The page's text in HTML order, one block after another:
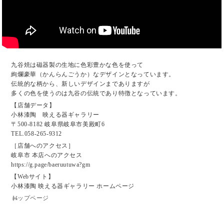
九谷焼は磁器製の生地に色彩豊かな色を使って
絢爛豪華（かんらんごうか）なデザインとなっています。
伝統的な柄から、新しいデザインまでありますが
多くの色を使うのは九谷の伝統であり特徴となっています。
【店舗データ】
小林漆陶 映える器ギャラリー
〒500-8182 岐阜県岐阜市美殿町6
TEL.058-265-9312
［店舗へのアクセス］
岐阜市 本店へのアクセス
https://g.page/baeruutuwa?gm
【Webサイト】
小林漆陶 映える器ギャラリー ホームページ
トップページ